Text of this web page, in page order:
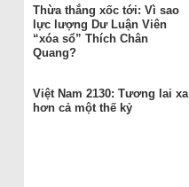
Thừa thắng xốc tới: Vì sao
lực lượng Dư Luận Viên
“xóa sổ” Thích Chân
Quang?
Việt Nam 2130: Tương lai xa
hơn cả một thế kỷ